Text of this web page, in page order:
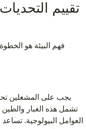
تقييم
فهم البيئة هو
يجب على المشغلين
تشمل هذه الغبار والطين
العوامل البيولوجية.